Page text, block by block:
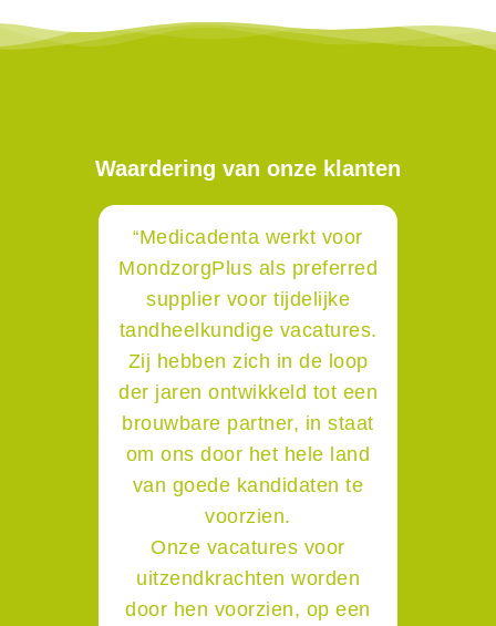
Waardering van onze klanten
“Medicadenta werkt voor
MondzorgPlus als preferred
supplier voor tijdelijke
tandheelkundige vacatures.
Zij hebben zich in de loop
der jaren ontwikkeld tot een
brouwbare partner, in staat
om ons door het hele land
van goede kandidaten te
voorzien.
Onze vacatures voor
uitzendkrachten worden
door hen voorzien, op een